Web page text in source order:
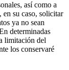
así como a
su caso, solicitar
ya no sean
determinadas
limitación del
los conservaré